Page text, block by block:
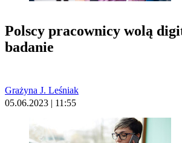
Polscy pracownicy wolą
badanie
Grażyna J. Leśniak
05.06.2023 | 11:55